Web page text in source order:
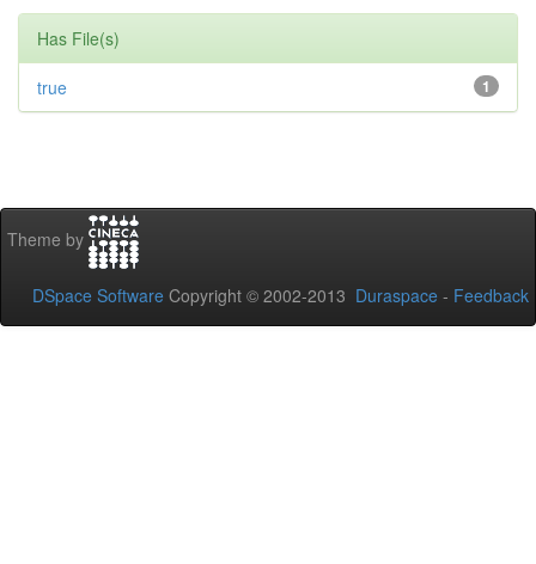
Has File(s)
1
true
Theme by
DSpace Software Copyright © 2002-2013 Duraspace - Feedback